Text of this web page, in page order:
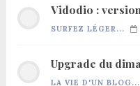
Vidodio :
SURFEZ LÉGER...
Upgrade du
LA VIE D'UN BLOG...